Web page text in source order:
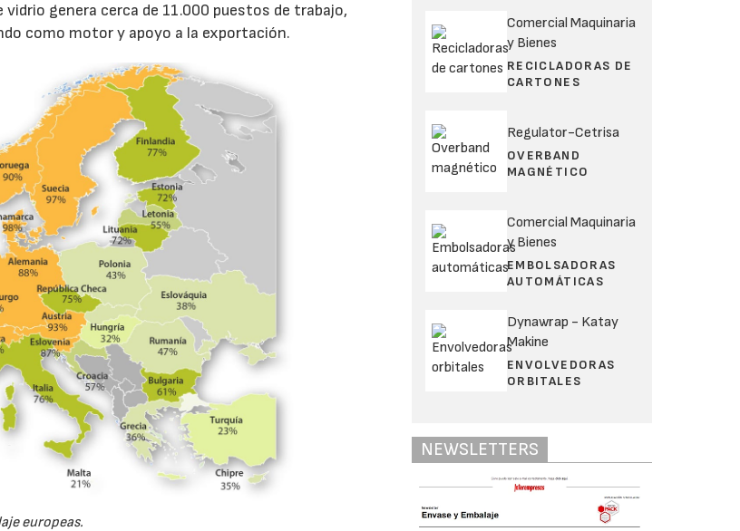
genera cerca de 11.000 puestos de trabajo,
como motor y apoyo a la exportación.
europeas.
Comercial Maquinaria
y Bienes
RECICLADORAS DE
CARTONES
Regulator-Cetrisa
OVERBAND
MAGNÉTICO
Comercial Maquinaria
y Bienes
EMBOLSADORAS
AUTOMÁTICAS
Dynawrap - Katay
Makine
ENVOLVEDORAS
ORBITALES
NEWSLETTERS